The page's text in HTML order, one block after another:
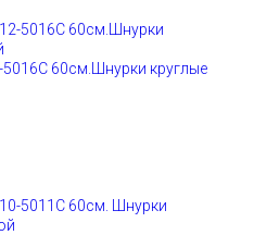
5016С 60см.Шнурки круглые